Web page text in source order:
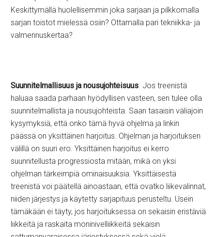
Keskittymällä huolellisemmin joka sarjaan ja pilkkomalla
sarjan toistot mielessä osiin? Ottamalla pari tekniikka- ja
valmennuskertaa?
Suunnitelmallisuus ja nousujohteisuus. Jos treenistä
haluaa saada parhaan hyödyllisen vasteen, sen tulee olla
suunnitelmallista ja nousujohteista. Saan tasaisin väliajoin
kysymyksiä, että onko tämä hyvä ohjelma ja linkin
päässä on yksittäinen harjoitus. Ohjelman ja harjoituksen
välillä on suuri ero. Yksittäinen harjoitus ei kerro
suunnitellusta progressiosta mitään, mikä on yksi
ohjelman tärkeimpiä ominaisuuksia. Yksittäisestä
treenistä voi päätellä ainoastaan, että ovatko liikevalinnat,
niiden järjestys ja käytetty sarjapituus perusteltu. Usein
tämäkään ei täyty, jos harjoituksessa on sekaisin eristäviä
liikkeitä ja raskaita moninivelliikkeitä sekaisin